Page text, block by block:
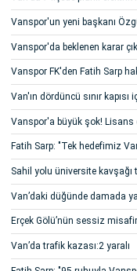
Vanspor'un yeni başkanı
Vanspor'da beklenen karar
Vanspor FK'den Fatih Sarp
Van'ın dördüncü sınır
Vanspor'a büyük şok! Lisans
Fatih Sarp: "Tek hedefimiz
Sahil yolu üniversite kavşağı
Van’daki düğünde damada
Erçek Gölü’nün sessiz
Van’da trafik kazası:2 yaralı